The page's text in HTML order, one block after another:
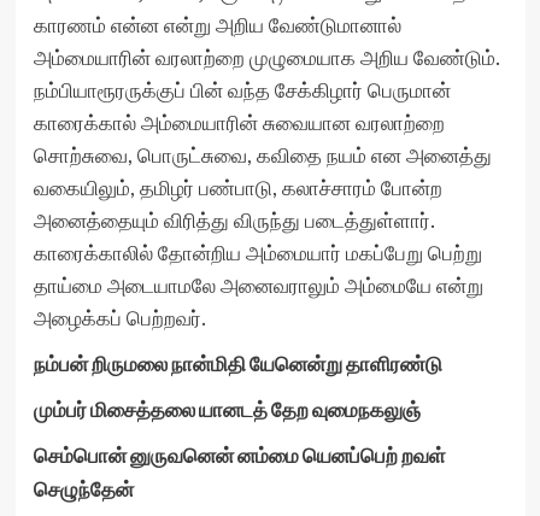
காரணம் என்ன என்று அறிய வேண்டுமானால்
அம்மையாரின் வரலாற்றை முழுமையாக அறிய வேண்டும்.
நம்பியாரூரருக்குப் பின் வந்த சேக்கிழார் பெருமான்
காரைக்கால் அம்மையாரின் சுவையான வரலாற்றை
சொற்சுவை, பொருட்சுவை, கவிதை நயம் என அனைத்து
வகையிலும், தமிழர் பண்பாடு, கலாச்சாரம் போன்ற
அனைத்தையும் விரித்து விருந்து படைத்துள்ளார்.
காரைக்காலில் தோன்றிய அம்மையார் மகப்பேறு பெற்று
தாய்மை அடையாமலே அனைவராலும் அம்மையே என்று
அழைக்கப் பெற்றவர்.
நம்பன் றிருமலை நான்மிதி யேனென்று தாளிரண்டு
மும்பர் மிசைத்தலை யானடத் தேற வுமைநகலுஞ்
செம்பொன் னுருவனென் னம்மை யெனப்பெற் றவள்
செழுந்தேன்